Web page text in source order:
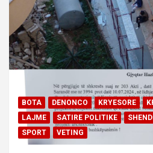
BOTA DENONCO KRYESORE
LAJME
SATIRE POLITIKE
SPORT
VETING